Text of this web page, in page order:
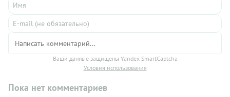
Ваши данные защищены Yandex SmartCaptcha
Условия использования
Пока нет комментариев